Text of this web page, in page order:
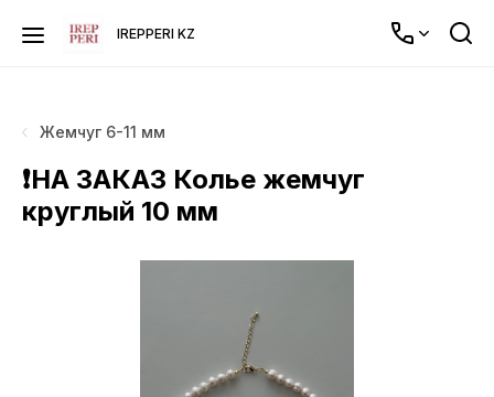
IREPPERI KZ
Жемчуг 6-11 мм
❗️НА ЗАКАЗ Колье жемчуг
круглый 10 мм